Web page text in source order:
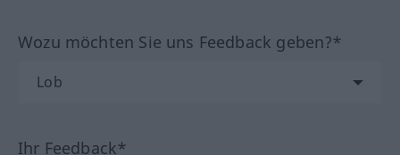
Wozu möchten Sie uns Feedback geben?*
Ihr Feedback*